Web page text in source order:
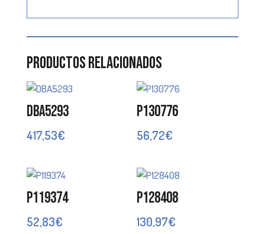
Productos relacionados
DBA5293
417,53€
P130776
56,72€
P119374
52,83€
P128408
130,97€